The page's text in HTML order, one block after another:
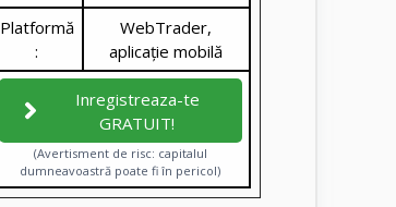
Platformă
:
WebTrader,
aplicație mobilă
Inregistreaza-te
GRATUIT!
(Avertisment de risc: capitalul
dumneavoastră poate fi în pericol)